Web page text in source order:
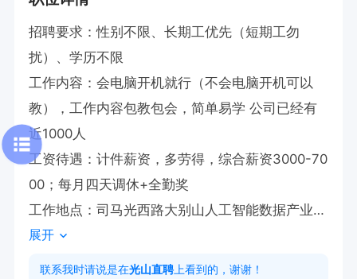
招聘要求：性别不限、长期工优先（短期工勿
扰）、学历不限
工作内容：会电脑开机就行（不会电脑开机可以
教），工作内容包教包会，简单易学 公司已经有
近1000人
工资待遇：计件薪资，多劳得，综合薪资3000-70
00；每月四天调休+全勤奖
工作地点：司马光西路大别山人工智能数据产业基
地
工作时间:8:00－12:00，13：30－18:00
展开
联系我时请说是在光山直聘 上看到的，谢谢！